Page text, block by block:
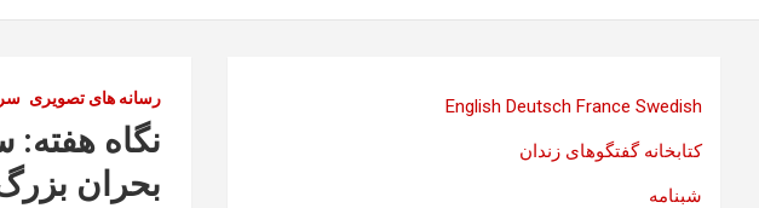
رسانه های تصویری
بحران
English Deutsch France Swedish
کتابخانه گفتگوهای زندان
شبنامه